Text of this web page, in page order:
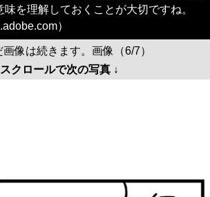
味を理解しておくことが大切ですね。
）
画像は続きます。画像（6/7）
スクロールで次の写真 ↓